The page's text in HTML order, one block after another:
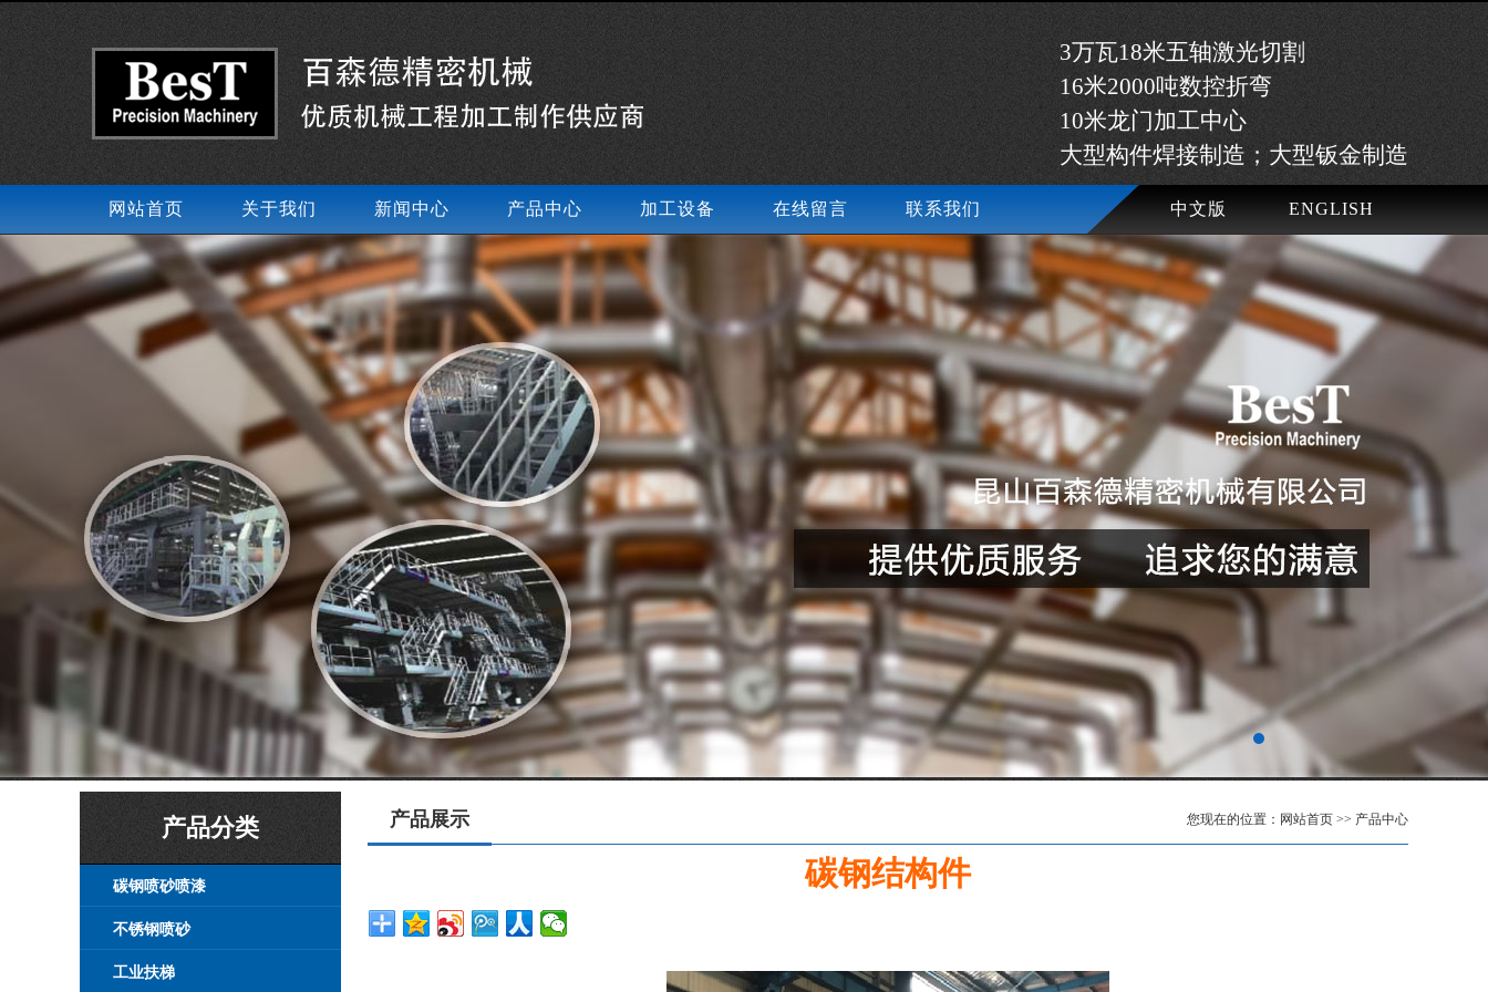
3万瓦18米五轴激光切割
16米2000吨数控折弯
10米龙门加工中心
大型构件焊接制造；大型钣金制造
网站首页 关于我们 新闻中心 产品中心 加工设备 在线留言 联系我们 中文版 ENGLISH
产品分类
碳钢喷砂喷漆
不锈钢喷砂
工业扶梯
产品展示 您现在的位置： 网站首页 >> 产品中心
碳钢结构件